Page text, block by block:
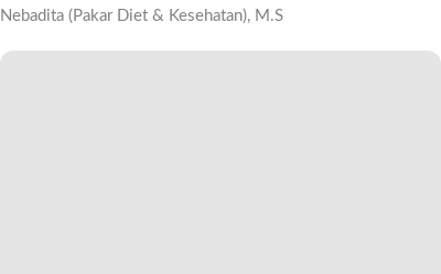
Nebadita (Pakar Diet & Kesehatan), M.S